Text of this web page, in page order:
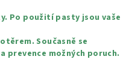
Po použití pasty jsou vaše
Současně se
prevence možných poruch.